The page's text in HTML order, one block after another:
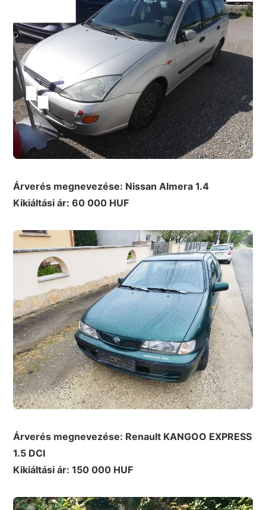
Árverés megnevezése: Nissan Almera 1.4
Kikiáltási ár: 60 000 HUF
Árverés megnevezése: Renault KANGOO EXPRESS
1.5 DCI
Kikiáltási ár: 150 000 HUF